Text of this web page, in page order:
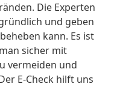
Die Experten
und geben
kann. Es ist
sicher mit
vermeiden und
E-Check hilft uns